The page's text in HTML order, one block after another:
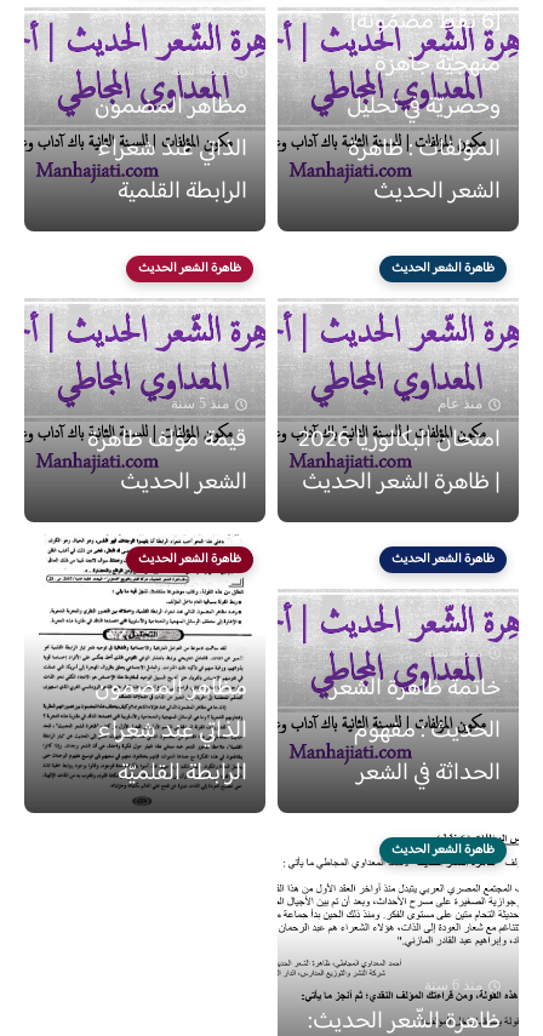
[6 نقط مضمُونة]
منهجيّة جاهزة
وحصريّة في تحليل
المؤلفات : ظاهرة
الشعر الحديث
منذ 6 سنة
مظاهر المضمون
الذاتي عند شعراء
الرابطة القلمية
ظاهرة الشعر الحديث
منذ عام
امتحان البكالوريا 2026
| ظاهرة الشعر الحديث
ظاهرة الشعر الحديث
منذ 5 سنة
قيمة مؤلف ظاهرة
الشعر الحديث
ظاهرة الشعر الحديث
منذ 6 سنة
خاتمة ظاهرة الشعر
الحديث : مفهوم
الحداثة في الشعر
ظاهرة الشعر الحديث
منذ 6 سنة
مظاهر المضمون
الذاتي عند شعراء
الرابطة القلميّة
ظاهرة الشعر الحديث
منذ 6 سنة
ظاهرة الشّعر الحديث: